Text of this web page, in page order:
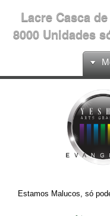
Lacre Casca
8000 Unidades
Estamos Malucos, só